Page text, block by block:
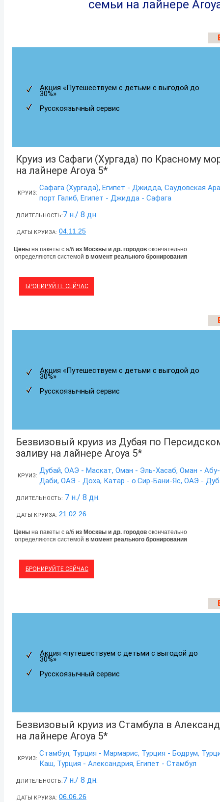
семьи на лайнере
Акция «Путешествуем с детьми с выгодой до
30%»
Русскоязычный сервис
Круиз из Сафаги (Хургада) по Красному
на лайнере Aroya 5*
КРУИЗ:
Сафага (Хургада), Египет - Джидда, Саудовская
порт Галиб, Египет - Джидда - Сафага
ДЛИТЕЛЬНОСТЬ:7 н./ 8 дн.
ДАТЫ КРУИЗА: 04.11.25
Цены на пакеты с а/б из Москвы и др. городов окончательно
определяются системой в момент реального бронирования
БРОНИРУЙТЕ СЕЙЧАС
Акция «Путешествуем с детьми с выгодой до
30%»
Русскоязычный сервис
Безвизовый круиз из Дубая по
заливу на лайнере Aroya 5*
КРУИЗ:
Дубай, ОАЭ - Маскат, Оман - Эль-Хасаб, Оман - Абу-
Даби, ОАЭ - Доха, Катар - о.Сир-Бани-Яс, ОАЭ -
ДЛИТЕЛЬНОСТЬ: 7 н./ 8 дн.
ДАТЫ КРУИЗА: 21.02.26
Цены на пакеты с а/б из Москвы и др. городов окончательно
определяются системой в момент реального бронирования
БРОНИРУЙТЕ СЕЙЧАС
Акция «путешествуем с детьми с выгодой до
30%»
Русскоязычный сервис
Безвизовый круиз из Стамбула в
на лайнере Aroya 5*
КРУИЗ:
Стамбул, Турция - Мармарис, Турция - Бодрум,
Каш, Турция - Александрия, Египет - Стамбул
ДЛИТЕЛЬНОСТЬ:7 н./ 8 дн.
ДАТЫ КРУИЗА: 06.06.26